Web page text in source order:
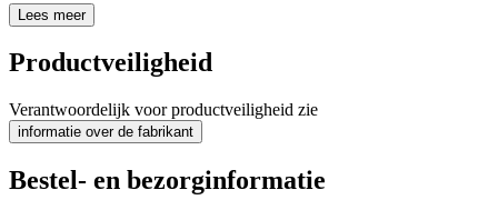
Lees meer
Productveiligheid
Verantwoordelijk voor productveiligheid zie
informatie over de fabrikant
Bestel- en bezorginformatie